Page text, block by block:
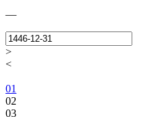
—
>
<
01
02
03